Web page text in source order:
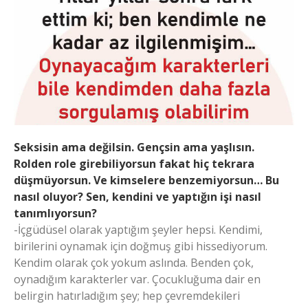
Seksisin ama değilsin. Gençsin ama yaşlısın.
Rolden role girebiliyorsun fakat hiç tekrara
düşmüyorsun. Ve kimselere benzemiyorsun… Bu
nasıl oluyor? Sen, kendini ve yaptığın işi nasıl
tanımlıyorsun?
-İçgüdüsel olarak yaptığım şeyler hepsi. Kendimi,
birilerini oynamak için doğmuş gibi hissediyorum.
Kendim olarak çok yokum aslında. Benden çok,
oynadığım karakterler var. Çocukluğuma dair en
belirgin hatırladığım şey; hep çevremdekileri